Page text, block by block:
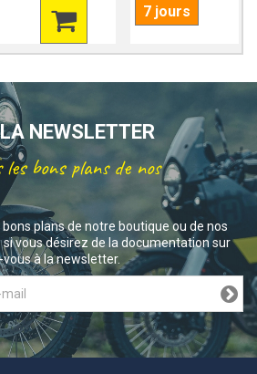
7 jours
NEWSLETTER
bons plans de nos
plans de notre boutique ou de nos
vous désirez de la documentation sur
à la newsletter.